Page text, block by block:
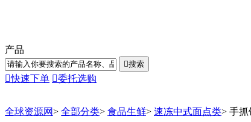
产品
搜索
快速下单 委托选购
全球资源网> 全部分类> 食品生鲜> 速冻中式面点类> 手抓